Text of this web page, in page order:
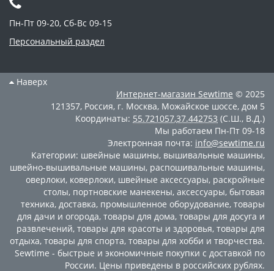
Пн-Пт 09-20, Сб-Вс 09-15
Персональный раздел
Наверх
Интернет-магазин Sewtime © 2025
121357, Россия, г. Москва, Можайское шоссе, дом 5
Координаты: 55.721057,37.442753 (С.Ш., В.Д.)
Мы работаем Пн-Пт 09-18
Электронная почта: info@sewtime.ru
Категории: швейные машины, вышивальные машины,
швейно-вышивальные машины, распошивальные машины,
оверлоки, коверлоки, швейные аксессуары, раскройные
столы, портновские манекены, аксессуары, бытовая
техника, доставка, промышленное оборудование, товары
для дачи и огорода, товары для дома, товары для досуга и
развлечений, товары для красоты и здоровья, товары для
отдыха, товары для спорта, товары для хобби и творчества.
Sewtime - быстрые и экономичные покупки с доставкой по
России. Цены приведены в российских рублях.